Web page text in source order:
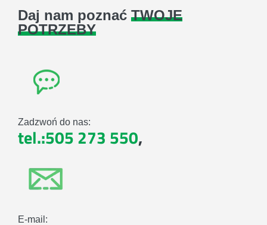
Daj nam poznać TWOJE
POTRZEBY
Zadzwoń do nas:
tel.:505 273 550,
E-mail: